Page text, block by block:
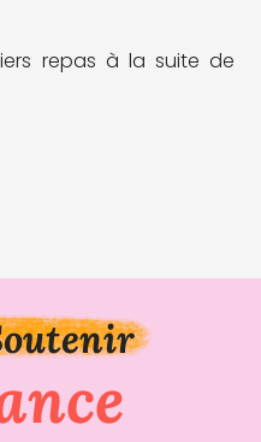
repas à la suite de